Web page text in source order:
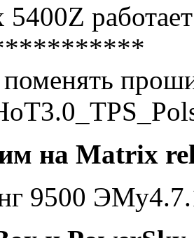
5400Z
на Matrix
9500